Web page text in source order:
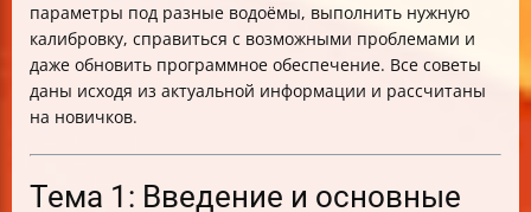
параметры под разные водоёмы, выполнить нужную
калибровку, справиться с возможными проблемами и
даже обновить программное обеспечение. Все советы
даны исходя из актуальной информации и рассчитаны
на новичков.
Тема 1: Введение и основные